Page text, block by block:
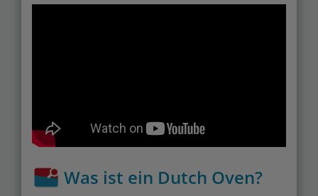
Was ist ein Dutch Oven?